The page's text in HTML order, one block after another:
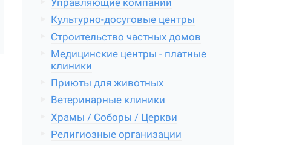
Управляющие компании
Культурно-досуговые центры
Строительство частных домов
Медицинские центры - платные
клиники
Приюты для животных
Ветеринарные клиники
Храмы / Соборы / Церкви
Религиозные организации